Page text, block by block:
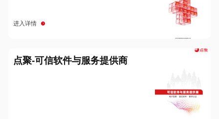
进入详情
点聚-可信软件与服务提供商